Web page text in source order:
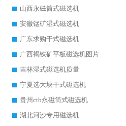
山西永磁筒式磁选机
安徽锰矿湿式磁选机
广东求购干式磁选机
广西褐铁矿平板磁选机图片
吉林湿式磁选机质量
宁夏选大块干式磁选机
贵州ctb永磁筒式磁选机
湖北河沙专用磁选机